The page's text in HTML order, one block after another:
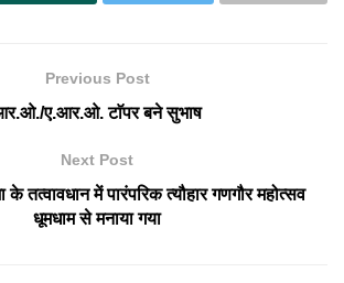
Previous Post
ए.आर.ओ. टाॅपर बने सुभाष
Next Post
तत्वावधान में पारंपरिक त्यौहार गणगौर महोत्सव
धूमधाम से मनाया गया